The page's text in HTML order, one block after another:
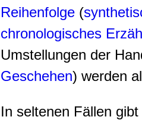
Reihenfolge (
chronologisches
Umstellungen der
Geschehen) werden
In seltenen Fällen